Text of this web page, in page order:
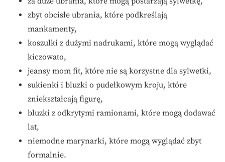
zbyt obcisłe ubrania, które podkreślają
mankamenty,
koszulki z dużymi nadrukami, które mogą wyglądać
kiczowato,
jeansy mom fit, które nie są korzystne dla sylwetki,
sukienki i bluzki o pudełkowym kroju, które
zniekształcają figurę,
bluzki z odkrytymi ramionami, które mogą dodawać
lat,
niemodne marynarki, które mogą wyglądać zbyt
formalnie.